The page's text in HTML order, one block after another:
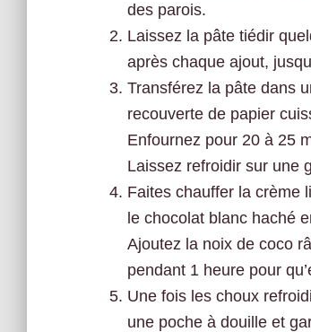
des parois.
Laissez la pâte tiédir
après chaque ajout,
Transférez la pâte dans
recouverte de papier
Enfournez pour 20 à 25
Laissez refroidir sur une
Faites chauffer la crème
le chocolat blanc haché
Ajoutez la noix de coco
pendant 1 heure pour
Une fois les choux
une poche à douille et